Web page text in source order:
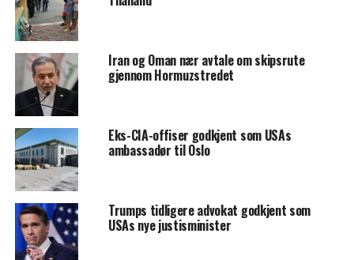
Iran og Oman nær avtale om skipsrute
gjennom Hormuzstredet
Eks-CIA-offiser godkjent som USAs
ambassadør til Oslo
Trumps tidligere advokat godkjent som
USAs nye justisminister